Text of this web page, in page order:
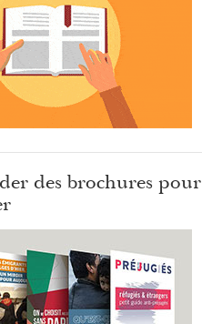
des brochures pour